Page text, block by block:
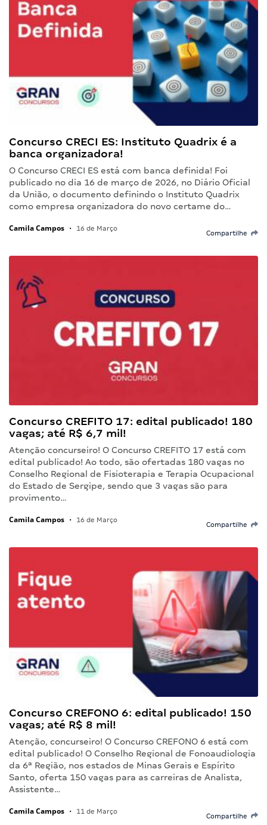
Concurso CRECI ES: Instituto Quadrix é a
banca organizadora!
O Concurso CRECI ES está com banca definida! Foi
publicado no dia 16 de março de 2026, no Diário Oficial
da União, o documento definindo o Instituto Quadrix
como empresa organizadora do novo certame do…
Camila Campos • 16 de Março
Compartilhe
Concurso CREFITO 17: edital publicado! 180
vagas; até R$ 6,7 mil!
Atenção concurseiro! O Concurso CREFITO 17 está com
edital publicado! Ao todo, são ofertadas 180 vagas no
Conselho Regional de Fisioterapia e Terapia Ocupacional
do Estado de Sergipe, sendo que 3 vagas são para
provimento…
Camila Campos • 16 de Março
Compartilhe
Concurso CREFONO 6: edital publicado! 150
vagas; até R$ 8 mil!
Atenção, concurseiro! O Concurso CREFONO 6 está com
edital publicado! O Conselho Regional de Fonoaudiologia
da 6ª Região, nos estados de Minas Gerais e Espírito
Santo, oferta 150 vagas para as carreiras de Analista,
Assistente…
Camila Campos • 11 de Março
Compartilhe